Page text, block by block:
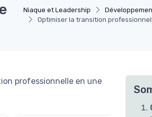
Niaque et Leadership
Optimiser la transition
professionnelle en une